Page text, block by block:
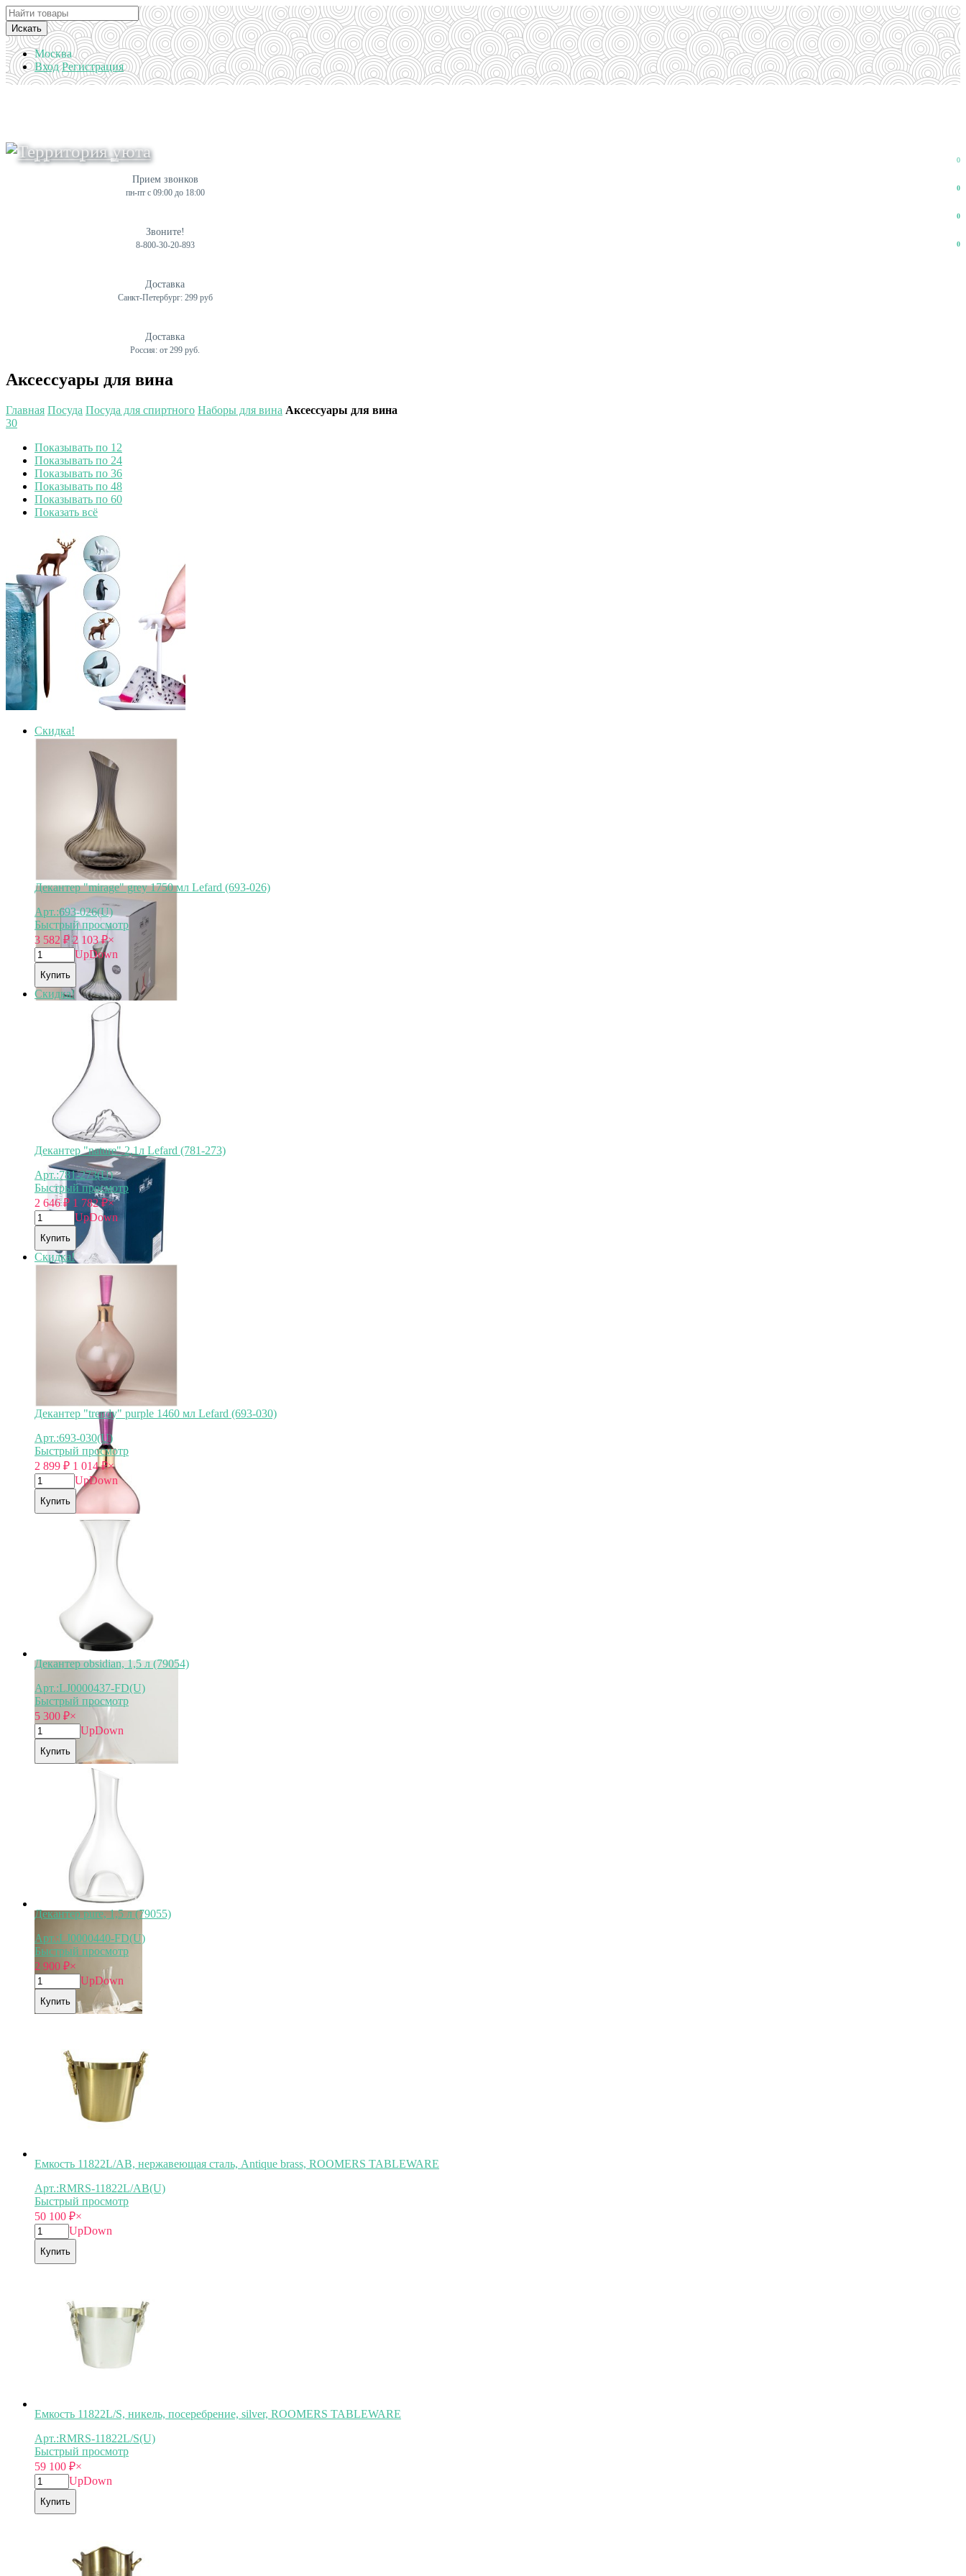
Искать
Москва
Вход Регистрация
0
0
0
0
Прием звонков
пн-пт с 09:00 до 18:00
Звоните!
8-800-30-20-893
Доставка
Санкт-Петербург: 299 руб
Доставка
Россия: от 299 руб.
Аксессуары для вина
Главная Посуда Посуда для спиртного Наборы для вина Аксессуары для вина
30
Показывать по 12
Показывать по 24
Показывать по 36
Показывать по 48
Показывать по 60
Показать всё
Скидка!
Декантер "mirage" grey 1750 мл Lefard (693-026)
Арт.:693-026(U)
Быстрый просмотр
3 582 ₽ 2 103₽×
UpDown
Купить
Скидка!
Декантер "nature" 2,1л Lefard (781-273)
Арт.:781-273(U)
Быстрый просмотр
2 646₽ 1 782₽×
UpDown
Купить
Скидка!
Декантер "trendy" purple 1460 мл Lefard (693-030)
Арт.:693-030(U)
Быстрый просмотр
2 899 ₽ 1 014₽×
UpDown
Купить
Декантер obsidian, 1,5 л (79054)
Арт.:LJ0000437-FD(U)
Быстрый просмотр
5 300 ₽×
UpDown
Купить
Декантер pure, 1,5 л (79055)
Арт.:LJ0000440-FD(U)
Быстрый просмотр
2 900 ₽×
UpDown
Купить
Емкость 11822L/AB, нержавеющая сталь, Antique brass, ROOMERS TABLEWARE
Арт.:RMRS-11822L/AB(U)
Быстрый просмотр
50 100 ₽×
UpDown
Купить
Емкость 11822L/S, никель, посеребрение, silver, ROOMERS TABLEWARE
Арт.:RMRS-11822L/S(U)
Быстрый просмотр
59 100 ₽×
UpDown
Купить